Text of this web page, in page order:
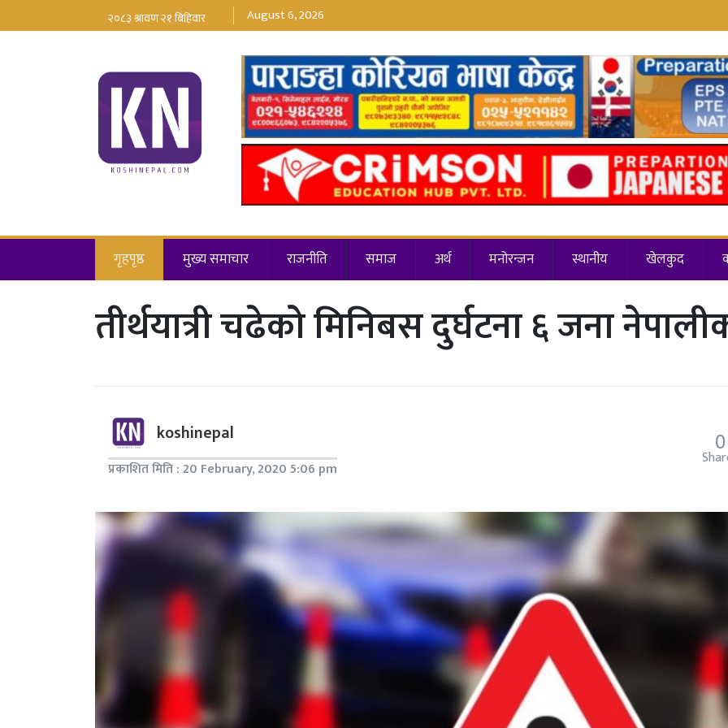
August 6, 2026
गृहपृष्ठ मुख्य समाचार राजनीति समाज अर्थ मनोरन्जन स्थानीय खेलकुद
तीर्थयात्री चढेको मिनिबस दुर्घटना ६ जना
koshinepal
प्रकाशित मिति : 20 February, 2020 5:06 pm
0